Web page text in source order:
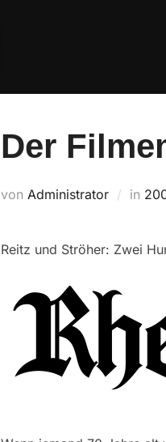
Der
von Administrator in
Reitz und Ströher: Zwei